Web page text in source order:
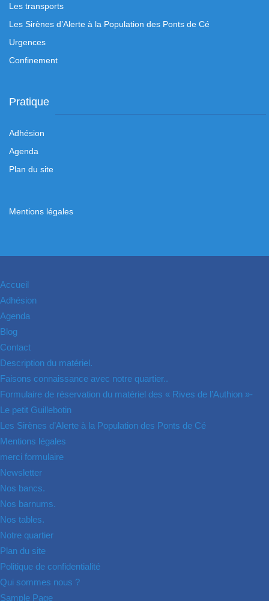
Les transports
Les Sirènes d’Alerte à la Population des Ponts de Cé
Urgences
Confinement
Pratique
Adhésion
Agenda
Plan du site
Mentions légales
Accueil
Adhésion
Agenda
Blog
Contact
Description du matériel.
Faisons connaissance avec notre quartier..
Formulaire de réservation du matériel des « Rives de l’Authion »-
Le petit Guillebotin
Les Sirènes d’Alerte à la Population des Ponts de Cé
Mentions légales
merci formulaire
Newsletter
Nos bancs.
Nos barnums.
Nos tables.
Notre quartier
Plan du site
Politique de confidentialité
Qui sommes nous ?
Sample Page